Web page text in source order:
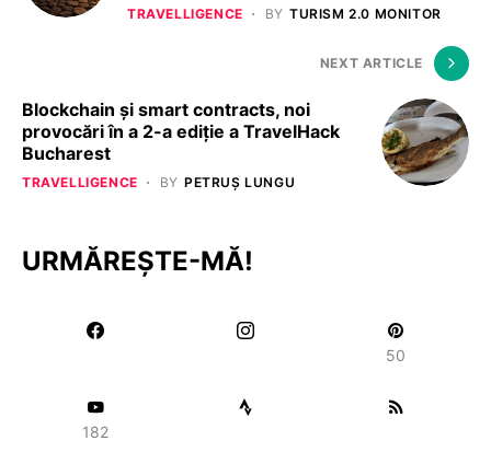
TRAVELLIGENCE BY TURISM 2.0 MONITOR
NEXT ARTICLE
Blockchain și smart contracts, noi
provocări în a 2-a ediție a TravelHack
Bucharest
TRAVELLIGENCE BY PETRUȘ LUNGU
URMĂREȘTE-MĂ!
50
182